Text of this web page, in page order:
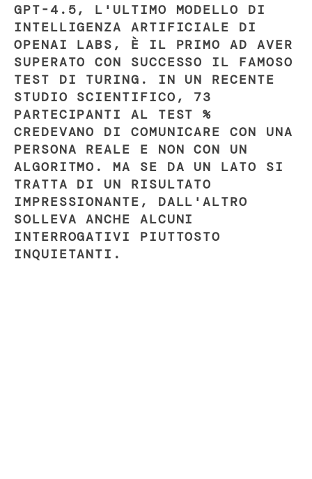
GPT-4.5, L'ULTIMO MODELLO DI
INTELLIGENZA ARTIFICIALE DI
OPENAI LABS, È IL PRIMO AD AVER
SUPERATO CON SUCCESSO IL FAMOSO
TEST DI TURING. IN UN RECENTE
STUDIO SCIENTIFICO, 73
PARTECIPANTI AL TEST %
CREDEVANO DI COMUNICARE CON UNA
PERSONA REALE E NON CON UN
ALGORITMO. MA SE DA UN LATO SI
TRATTA DI UN RISULTATO
IMPRESSIONANTE, DALL'ALTRO
SOLLEVA ANCHE ALCUNI
INTERROGATIVI PIUTTOSTO
INQUIETANTI.